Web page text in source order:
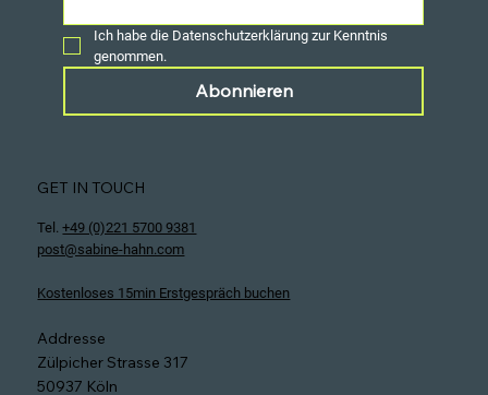
Ich habe die Datenschutzerklärung zur Kenntnis
genommen.
Abonnieren
GET IN TOUCH
Tel.+49 (0)221 5700 9381
post@sabine-hahn.com
Kostenloses 15min Erstgespräch buchen
Addresse
Zülpicher Strasse 317
50937 Köln